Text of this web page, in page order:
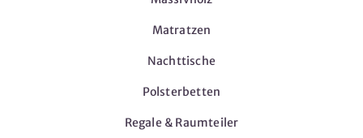
Matratzen
Nachttische
Polsterbetten
Regale & Raumteiler